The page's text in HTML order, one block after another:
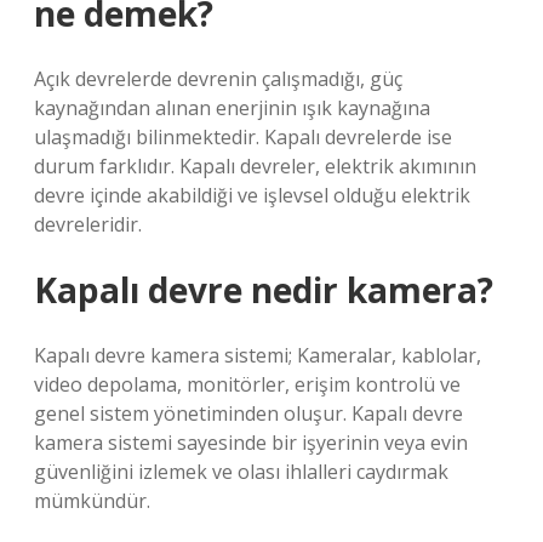
ne demek?
Açık devrelerde devrenin çalışmadığı, güç
kaynağından alınan enerjinin ışık kaynağına
ulaşmadığı bilinmektedir. Kapalı devrelerde ise
durum farklıdır. Kapalı devreler, elektrik akımının
devre içinde akabildiği ve işlevsel olduğu elektrik
devreleridir.
Kapalı devre nedir kamera?
Kapalı devre kamera sistemi; Kameralar, kablolar,
video depolama, monitörler, erişim kontrolü ve
genel sistem yönetiminden oluşur. Kapalı devre
kamera sistemi sayesinde bir işyerinin veya evin
güvenliğini izlemek ve olası ihlalleri caydırmak
mümkündür.